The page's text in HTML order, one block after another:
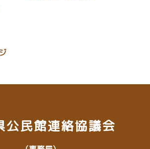
公民館連絡協議会